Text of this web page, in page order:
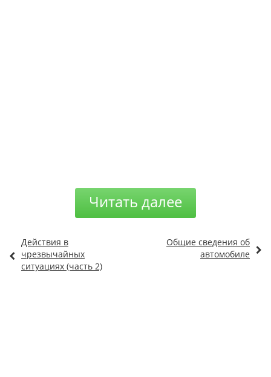
Читать далее
Действия в
чрезвычайных
ситуациях (часть 2)
Общие сведения об
автомобиле